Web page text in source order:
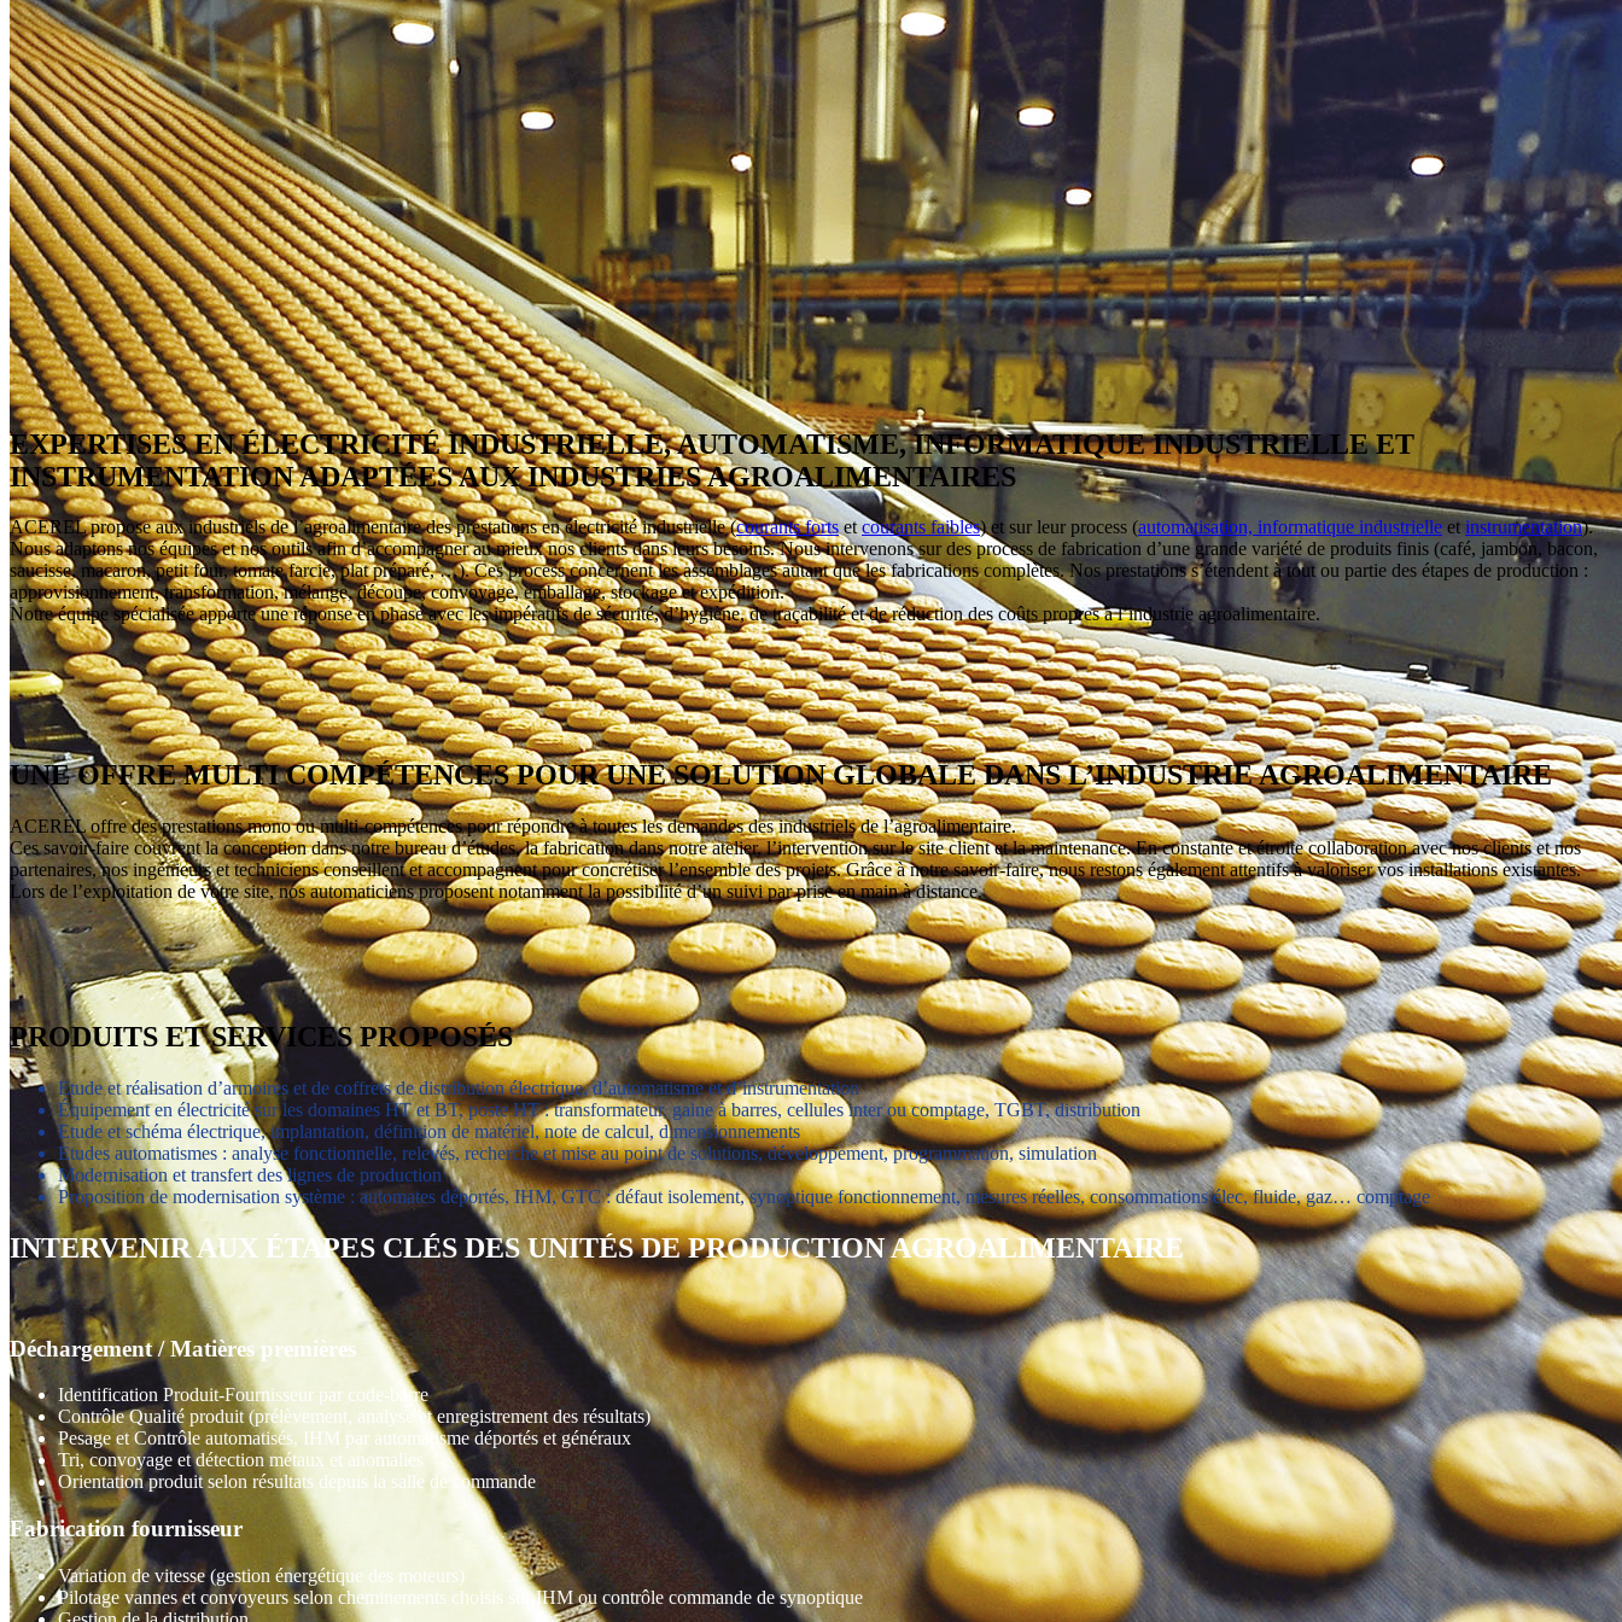
EXPERTISES EN ÉLECTRICITÉ INDUSTRIELLE, AUTOMATISME, INFORMATIQUE INDUSTRIELLE ET
INSTRUMENTATION ADAPTÉES AUX INDUSTRIES AGROALIMENTAIRES
ACEREL propose aux industriels de l’agroalimentaire des prestations en électricité industrielle (courants fortsetcourants faibles) et sur leur process (automatisation, informatique industrielle et instrumentation).
Nous adaptons nos équipes et nos outils afin d’accompagner au mieux nos clients dans leurs besoins. Nous intervenons sur des process de fabrication d’une grande variété de produits finis (café, jambon, bacon,
saucisse, macaron, petit four, tomate farcie, plat préparé, …). Ces process concernent les assemblages autant que les fabrications complètes. Nos prestations s’étendent à tout ou partie des étapes de production :
approvisionnement, transformation, mélange, découpe, convoyage, emballage, stockage et expédition.
Notre équipe spécialisée apporte une réponse en phase avec les impératifs de sécurité, d’hygiène, de traçabilité et de réduction des coûts propres à l’industrie agroalimentaire.
UNE OFFRE MULTI COMPÉTENCES POUR UNE SOLUTION GLOBALE DANS L’INDUSTRIE AGROALIMENTAIRE
ACEREL offre des prestations mono ou multi-compétences pour répondre à toutes les demandes des industriels de l’agroalimentaire.
Ces savoir-faire couvrent la conception dans notre bureau d’études, la fabrication dans notre atelier, l’intervention sur le site client et la maintenance. En constante et étroite collaboration avec nos clients et nos
partenaires, nos ingénieurs et techniciens conseillent et accompagnent pour concrétiser l’ensemble des projets. Grâce à notre savoir-faire, nous restons également attentifs à valoriser vos installations existantes.
Lors de l’exploitation de votre site, nos automaticiens proposent notamment la possibilité d’un suivi par prise en main à distance.
PRODUITS ET SERVICES PROPOSÉS
Etude et réalisation d’armoires et de coffrets de distribution électrique, d’automatisme et d’instrumentation
Équipement en électricité sur les domaines HT et BT, poste HT : transformateur, gaine à barres, cellules inter ou comptage, TGBT, distribution
Etude et schéma électrique, implantation, définition de matériel, note de calcul, dimensionnements
Etudes automatismes : analyse fonctionnelle, relevés, recherche et mise au point de solutions, développement, programmation, simulation
Modernisation et transfert des lignes de production
Proposition de modernisation système : automates déportés, IHM, GTC : défaut isolement, synoptique fonctionnement, mesures réelles, consommations élec, fluide, gaz… comptage
INTERVENIR AUX ÉTAPES CLÉS DES UNITÉS DE PRODUCTION AGROALIMENTAIRE
Déchargement / Matières premières
Identification Produit-Fournisseur par code-barre
Contrôle Qualité produit (prélèvement, analyse et enregistrement des résultats)
Pesage et Contrôle automatisés, IHM par automatisme déportés et généraux
Tri, convoyage et détection métaux et anomalies
Orientation produit selon résultats depuis la salle de commande
Fabrication fournisseur
Variation de vitesse (gestion énergétique des moteurs)
Pilotage vannes et convoyeurs selon cheminements choisis sur IHM ou contrôle commande de synoptique